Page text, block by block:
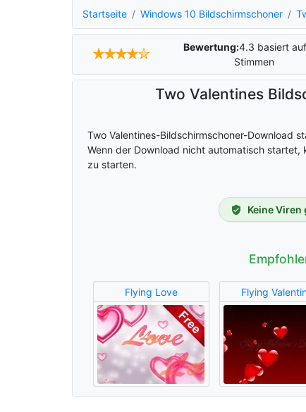
Startseite Windows 10 Bildschirmschoner
Bewertung:4.3 basiert auf
Stimmen
Two Valentines
Two Valentines-Bildschirmschoner-Download
Wenn der Download nicht automatisch startet,
zu starten.
Keine
Flying Love Flying